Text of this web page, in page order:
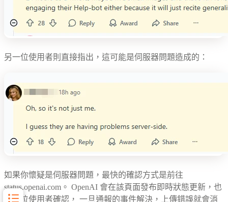
另一位使用者則直接指出，這可能是伺服器問題造成的：
如果你懷疑是伺服器問題，最快的確認方式是前往
status.openai.com。 OpenAI 會在該頁面發布即時狀態更新，也
有多位使用者確認， 一旦通報的事件解決，上傳錯誤就會消